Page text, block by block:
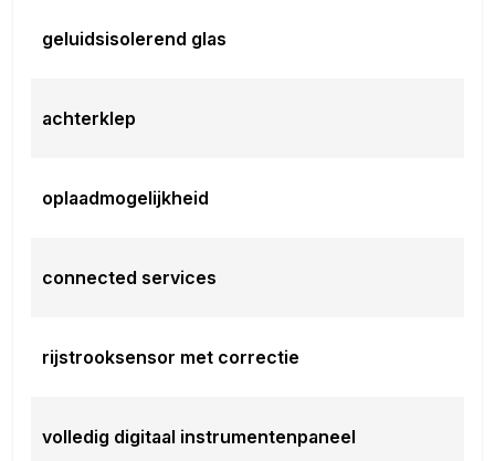
geluidsisolerend glas
achterklep
oplaadmogelijkheid
connected services
rijstrooksensor met correctie
volledig digitaal instrumentenpaneel